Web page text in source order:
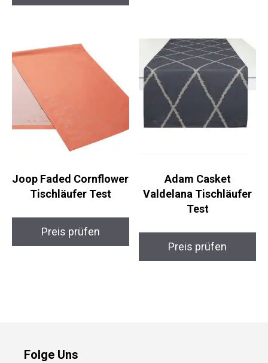
Joop Faded Cornflower
Tischläufer Test
Preis prüfen
Adam Casket
Valdelana Tischläufer
Test
Preis prüfen
Folge Uns